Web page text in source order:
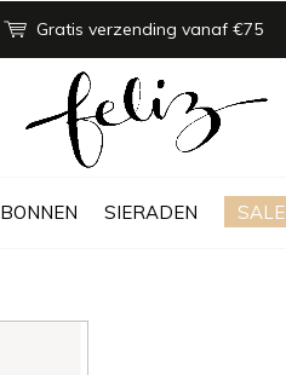
SIERADEN SALE
Gratis verzending vanaf €75